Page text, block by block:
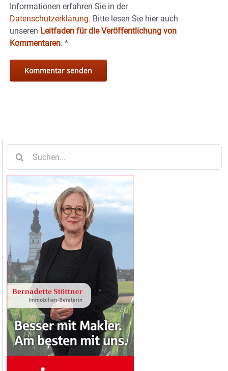
Informationen erfahren Sie in der
Datenschutzerklärung. Bitte lesen Sie hier auch
unseren Leitfaden für die Veröffentlichung von
Kommentaren. *
nach: